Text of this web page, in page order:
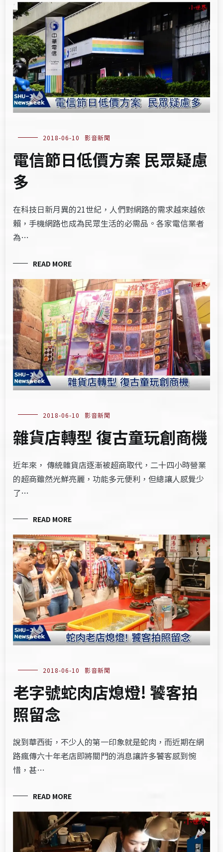
2018-06-10 影音新聞
電信節日低價方案 民眾疑慮
多
在科技日新月異的21世紀，人們對網路的需求越來越依
賴，手機網路也成為民眾生活的必需品。各家電信業者
為…
READ MORE
2018-06-10 影音新聞
雜貨店轉型 復古童玩創商機
近年來， 傳統雜貨店逐漸被超商取代，二十四小時營業
的超商雖然光鮮亮麗，功能多元便利，但總讓人感覺少
了…
READ MORE
2018-06-10 影音新聞
老字號蛇肉店熄燈! 饕客拍
照留念
說到華西街，不少人的第一印象就是蛇肉，而近期在網
路瘋傳六十年老店即將關門的消息讓許多饕客感到惋
惜，甚…
READ MORE